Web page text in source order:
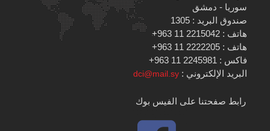
سوريا - دمشق
صندوق البريد : 1305
هاتف : 2215042 11 963+
هاتف : 2222205 11 963+
فاكس : 2245981 11 963+
البريد الإلكتروني :dci@mail.sy
رابط صفحتنا على الفيس بوك